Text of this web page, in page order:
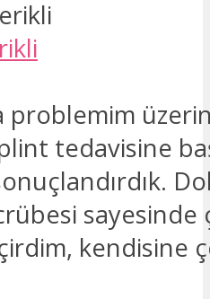
problemim
tedavisine
sayesinde
kendisine